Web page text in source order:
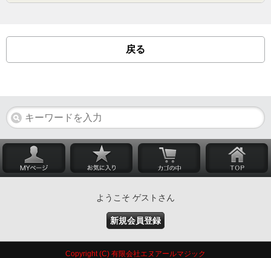
戻る
ようこそ ゲストさん
新規会員登録
Copyright (C) 有限会社エヌアールマジック